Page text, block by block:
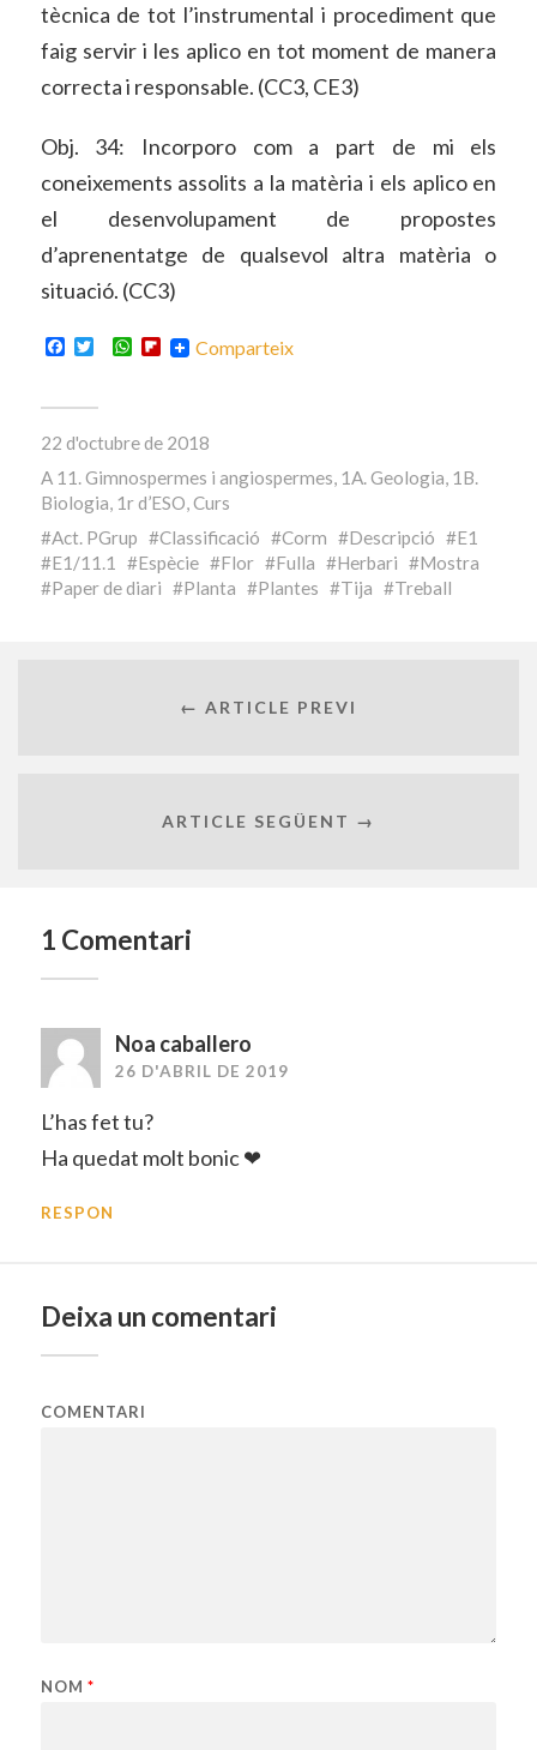
tècnica de tot l’instrumental i procediment que
faig servir i les aplico en tot moment de manera
correcta i responsable. (CC3, CE3)
Obj. 34: Incorporo com a part de mi els
coneixements assolits a la matèria i els aplico en
el desenvolupament de propostes
d’aprenentatge de qualsevol altra matèria o
situació. (CC3)
Facebook
TwitterWhatsApp
Flipboard
Comparteix
22 d'octubre de 2018
A 11. Gimnospermes i angiospermes, 1A. Geologia, 1B.
Biologia, 1r d’ESO,Curs
Act. PGrup
Classificació Corm Descripció
E1
E1/11.1
Espècie Flor Fulla Herbari
Mostra
Paper de diari
Planta Plantes Tija Treball
← ARTICLE PREVI
ARTICLE SEGÜENT →
1 Comentari
Noa caballero
26 D'ABRIL DE 2019
L’has fet tu?
Ha quedat molt bonic ❤
RESPON
Deixa un comentari
COMENTARI
NOM *